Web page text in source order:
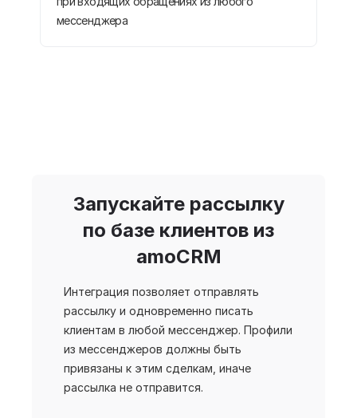
мессенджера
Запускайте рассылку
по базе клиентов из
amoCRM
Интеграция позволяет отправлять
рассылку и одновременно писать
клиентам в любой мессенджер. Профили
из мессенджеров должны быть
привязаны к этим сделкам, иначе
рассылка не отправится.